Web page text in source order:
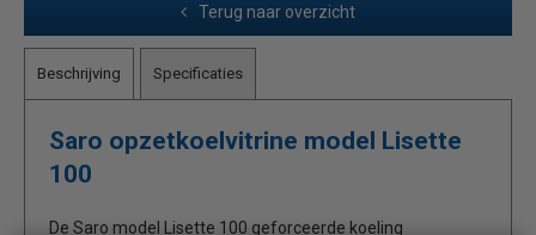
Terug naar overzicht
Beschrijving Specificaties
Saro opzetkoelvitrine model Lisette
100
De Saro model Lisette 100 geforceerde koeling